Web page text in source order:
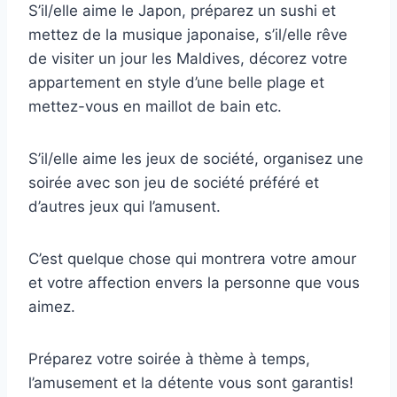
S’il/elle aime le Japon, préparez un sushi et
mettez de la musique japonaise, s’il/elle rêve
de visiter un jour les Maldives, décorez votre
appartement en style d’une belle plage et
mettez-vous en maillot de bain etc.
S’il/elle aime les jeux de société, organisez une
soirée avec son jeu de société préféré et
d’autres jeux qui l’amusent.
C’est quelque chose qui montrera votre amour
et votre affection envers la personne que vous
aimez.
Préparez votre soirée à thème à temps,
l’amusement et la détente vous sont garantis!